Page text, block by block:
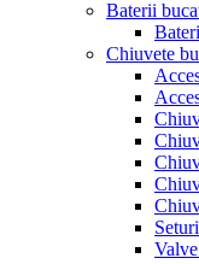
Baterii
Chiuvete